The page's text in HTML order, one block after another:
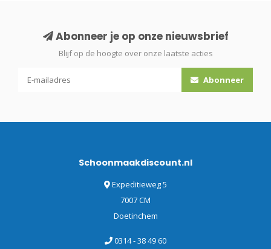
Abonneer je op onze nieuwsbrief
Blijf op de hoogte over onze laatste acties
Abonneer
Schoonmaakdiscount.nl
Expeditieweg 5
7007 CM
Doetinchem
0314 - 38 49 60